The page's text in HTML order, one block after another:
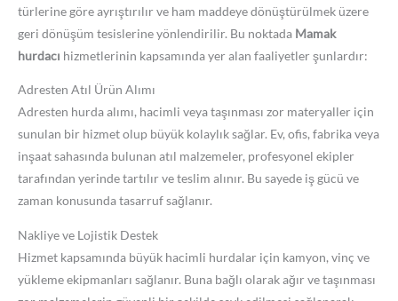
türlerine göre ayrıştırılır ve ham maddeye dönüştürülmek üzere
geri dönüşüm tesislerine yönlendirilir. Bu noktada Mamak
hurdacı hizmetlerinin kapsamında yer alan faaliyetler şunlardır:
Adresten Atıl Ürün Alımı
Adresten hurda alımı, hacimli veya taşınması zor materyaller için
sunulan bir hizmet olup büyük kolaylık sağlar. Ev, ofis, fabrika veya
inşaat sahasında bulunan atıl malzemeler, profesyonel ekipler
tarafından yerinde tartılır ve teslim alınır. Bu sayede iş gücü ve
zaman konusunda tasarruf sağlanır.
Nakliye ve Lojistik Destek
Hizmet kapsamında büyük hacimli hurdalar için kamyon, vinç ve
yükleme ekipmanları sağlanır. Buna bağlı olarak ağır ve taşınması